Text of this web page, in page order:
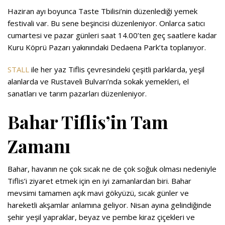
Haziran ayı boyunca Taste Tbilisi’nin düzenlediği yemek
festivali var. Bu sene beşincisi düzenleniyor. Onlarca satıcı
cumartesi ve pazar günleri saat 14.00’ten geç saatlere kadar
Kuru Köprü Pazarı yakınındaki Dedaena Park’ta toplanıyor.
STALL ile her yaz Tiflis çevresindeki çeşitli parklarda, yeşil
alanlarda ve Rustaveli Bulvarı’nda sokak yemekleri, el
sanatları ve tarım pazarları düzenleniyor.
Bahar Tiflis’in Tam
Zamanı
Bahar, havanın ne çok sıcak ne de çok soğuk olması nedeniyle
Tiflis’i ziyaret etmek için en iyi zamanlardan biri. Bahar
mevsimi tamamen açık mavi gökyüzü, sıcak günler ve
hareketli akşamlar anlamına geliyor. Nisan ayına gelindiğinde
şehir yeşil yapraklar, beyaz ve pembe kiraz çiçekleri ve